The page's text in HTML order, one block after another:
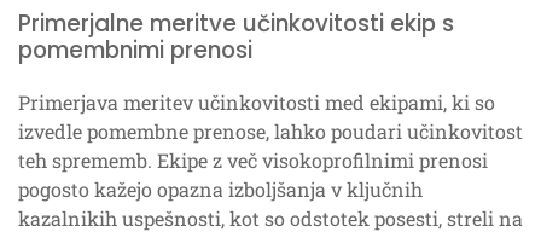
Primerjalne meritve učinkovitosti ekip s
pomembnimi prenosi
Primerjava meritev učinkovitosti med ekipami, ki so
izvedle pomembne prenose, lahko poudari učinkovitost
teh sprememb. Ekipe z več visokoprofilnimi prenosi
pogosto kažejo opazna izboljšanja v ključnih
kazalnikih uspešnosti, kot so odstotek posesti, streli na